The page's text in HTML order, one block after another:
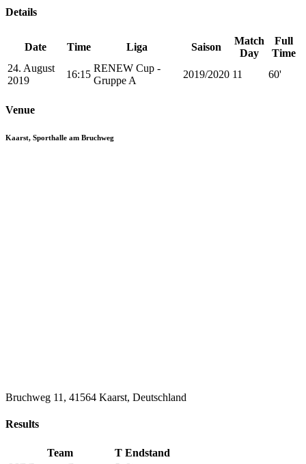
Details
Date Time Liga Saison
Match
Day
Full
Time
24. August
2019
16:15
RENEW Cup -
Gruppe A
2019/2020 11 60'
Venue
Kaarst, Sporthalle am Bruchweg
Bruchweg 11, 41564 Kaarst, Deutschland
Results
Team T Endstand